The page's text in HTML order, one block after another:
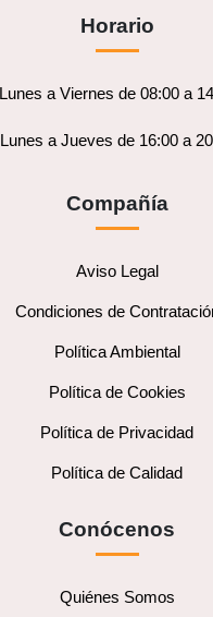
Horario
Lunes a Viernes de 08:00 a
Lunes a Jueves de 16:00 a
Compañía
Aviso Legal
Condiciones de
Política Ambiental
Política de Cookies
Política de Privacidad
Política de Calidad
Conócenos
Quiénes Somos